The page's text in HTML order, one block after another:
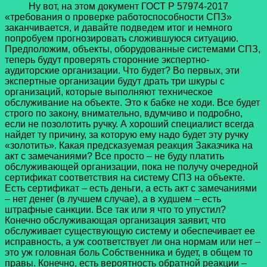
Ну вот, на этом документ ГОСТ Р 57974-2017
«требования о проверке работоспособности СПЗ»
заканчивается, и давайте подведем итог и немного
попробуем прогнозировать сложившуюся ситуацию.
Предположим, объекты, оборудованные системами СПЗ,
теперь будут проверять сторонние экспертно-
аудиторские организации. Что будет? Во первых, эти
экспертные организации будут драть три шкуры с
организаций, которые выполняют техническое
обслуживание на объекте. Это к бабке не ходи. Все будет
строго по закону, внимательно, вдумчиво и подробно,
если не позолотить ручку. А хороший специалист всегда
найдет ту причину, за которую ему надо будет эту ручку
«золотить». Какая предсказуемая реакция Заказчика на
акт с замечаниями? Все просто – не буду платить
обслуживающей организации, пока не получу очередной
сертификат соответствия на систему СПЗ на объекте.
Есть сертификат – есть деньги, а есть акт с замечаниями
– нет денег (в лучшем случае), а в худшем – есть
штрафные санкции. Все так или я что то упустил?
Конечно обслуживающая организация заявит, что
обслуживает существующую систему и обеспечивает ее
исправность, а уж соответствует ли она нормам или нет –
это уж головная боль Собственника и будет, в общем то
правы. Конечно, есть вероятность обратной реакции –